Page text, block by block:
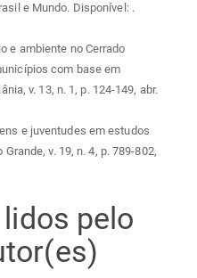
e Mundo. Disponível: .
e ambiente no Cerrado
com base em
v. 13, n. 1, p. 124-149, abr.
e juventudes em estudos
v. 19, n. 4, p. 789-802,
pelo